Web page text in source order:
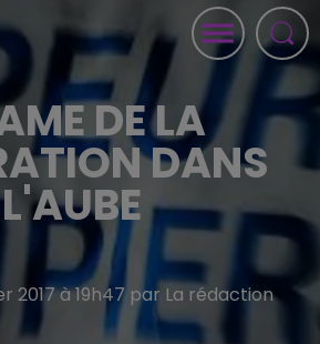
DE LA
DANS
L'AUBE
2017 à 19h47 par La rédaction